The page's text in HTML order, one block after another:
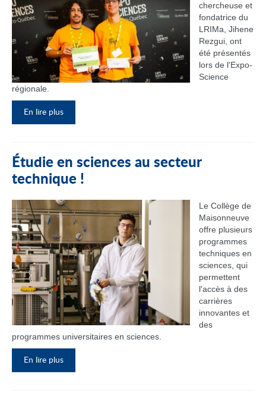
chercheuse et
fondatrice du
LRIMa, Jihene
Rezgui, ont
été présentés
lors de l'Expo-
Science
régionale.
En lire plus
Étudie en sciences au secteur
technique !
Le Collège de
Maisonneuve
offre plusieurs
programmes
techniques en
sciences, qui
permettent
l'accès à des
carrières
innovantes et
des
programmes universitaires en sciences.
En lire plus